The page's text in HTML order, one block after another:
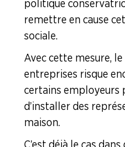
politique
remettre en cause
sociale.
Avec cette mesure,
entreprises risque
certains employeurs
d’installer des
maison.